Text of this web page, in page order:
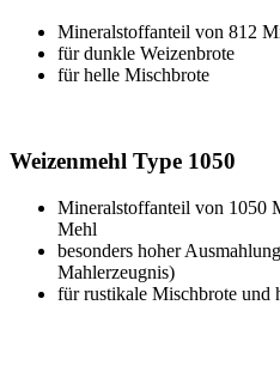
Mineralstoffanteil von 812
für dunkle Weizenbrote
für helle Mischbrote
Weizenmehl Type 1050
Mineralstoffanteil von 1050
Mehl
besonders hoher
Mahlerzeugnis)
für rustikale Mischbrote und